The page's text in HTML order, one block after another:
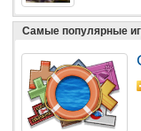
Самые популярные